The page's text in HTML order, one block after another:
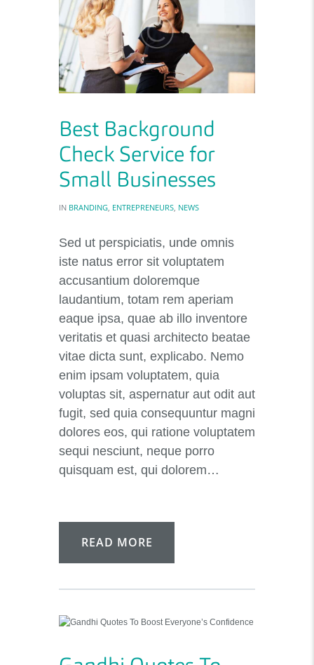
Best Background
Check Service for
Small Businesses
IN BRANDING, ENTREPRENEURS, NEWS
Sed ut perspiciatis, unde omnis
iste natus error sit voluptatem
accusantium doloremque
laudantium, totam rem aperiam
eaque ipsa, quae ab illo inventore
veritatis et quasi architecto beatae
vitae dicta sunt, explicabo. Nemo
enim ipsam voluptatem, quia
voluptas sit, aspernatur aut odit aut
fugit, sed quia consequuntur magni
dolores eos, qui ratione voluptatem
sequi nesciunt, neque porro
quisquam est, qui dolorem…
READ MORE